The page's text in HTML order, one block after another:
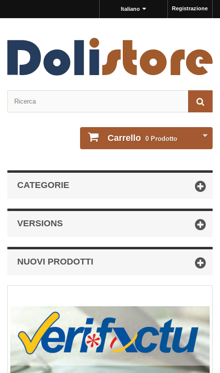
Registrazione
Italiano
Carrello 0 Prodotto
CATEGORIE
VERSIONS
NUOVI PRODOTTI